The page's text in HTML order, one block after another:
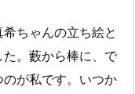
ちゃんの立ち絵と
。藪から棒に、で
が私です。いつか